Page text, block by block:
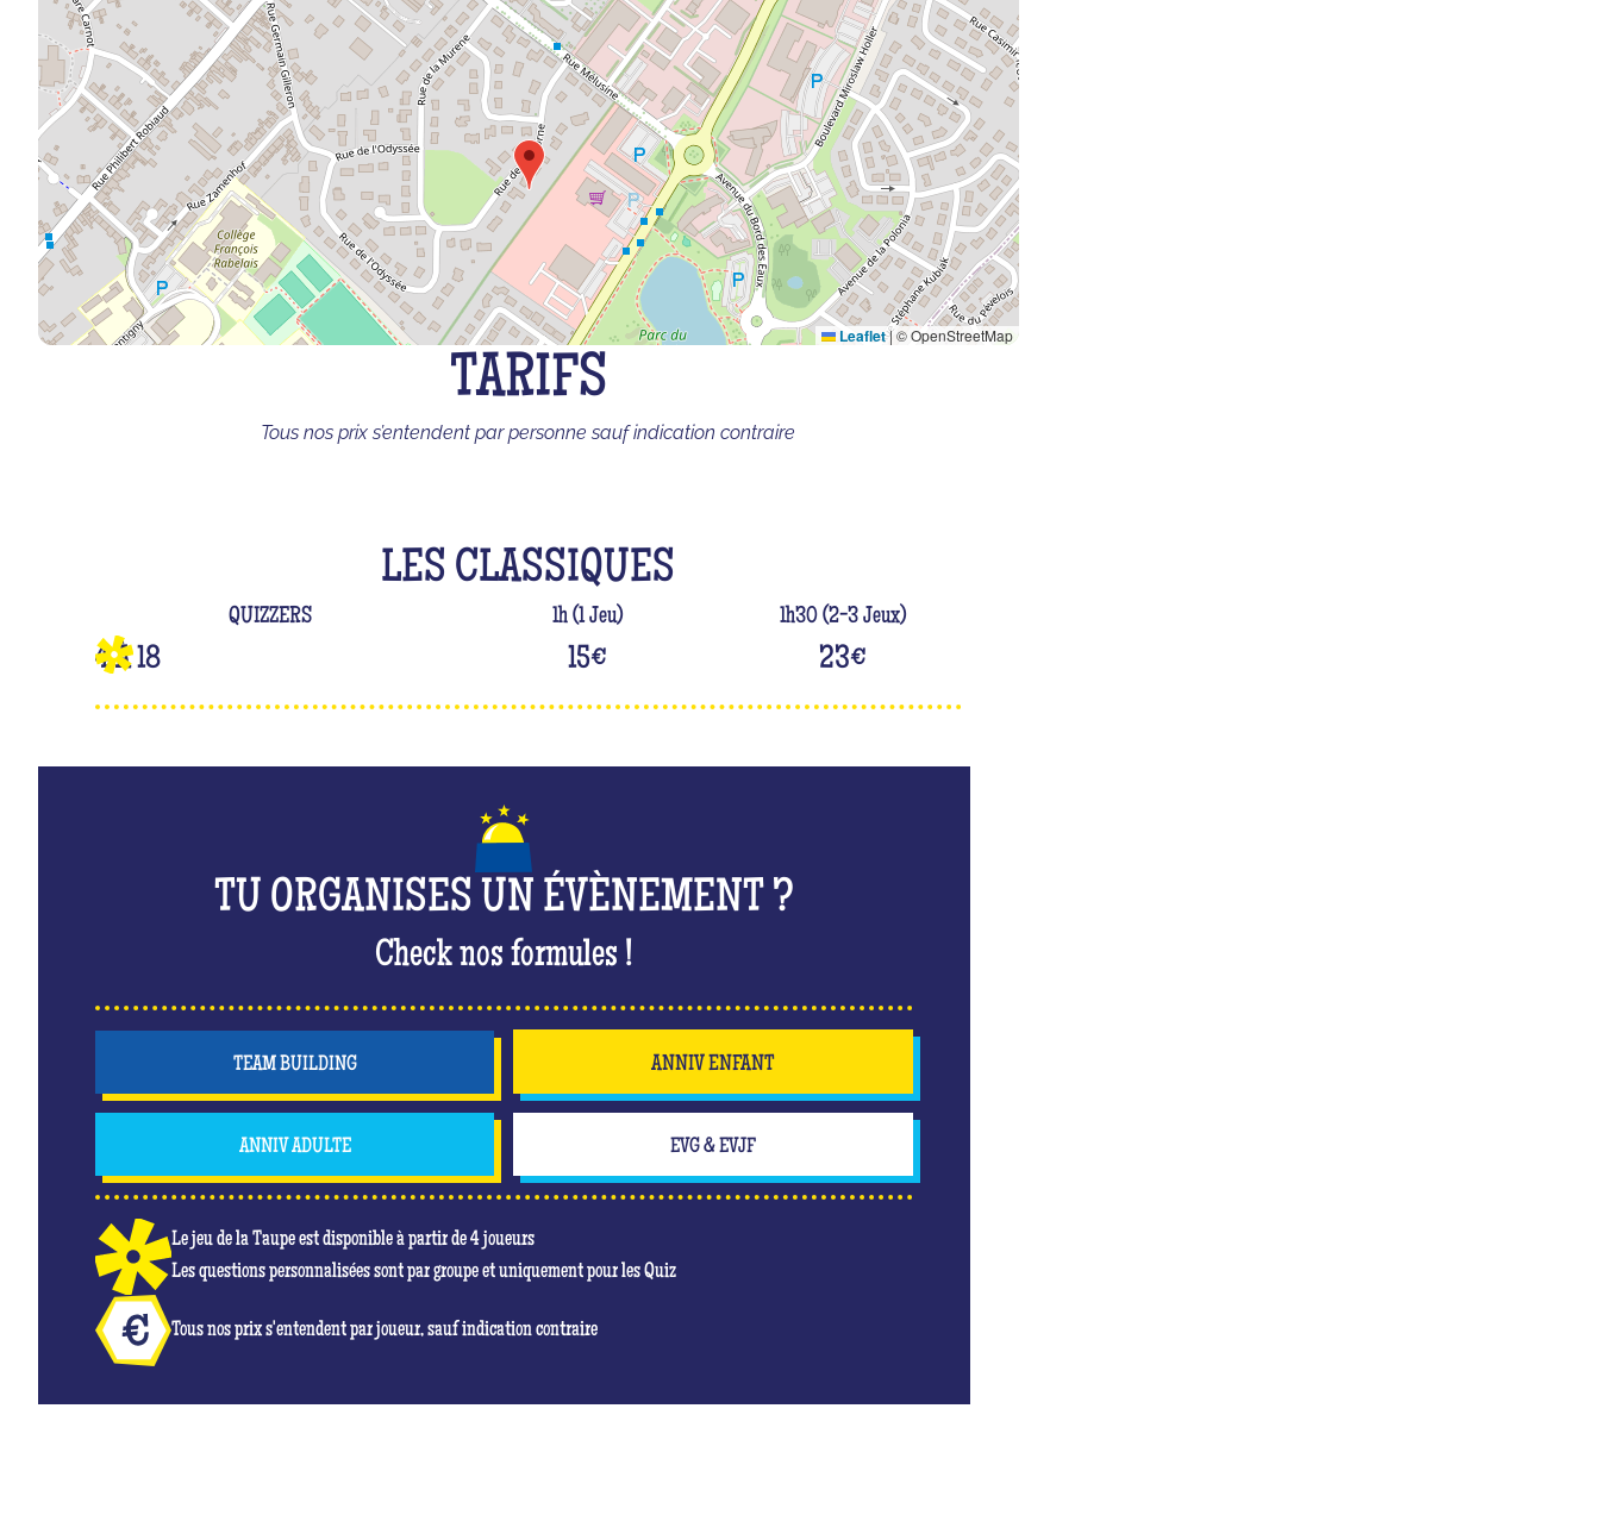
Leaflet|© OpenStreetMap
TARIFS
Tous nos prix s’entendent par personne sauf indication contraire
LES CLASSIQUES
QUIZZERS 1h (1 Jeu) 1h30 (2-3 Jeux)
4 À 18 15€ 23€
TU ORGANISES UN ÉVÈNEMENT ?
Check nos formules !
TEAM BUILDING ANNIV ENFANT
ANNIV ADULTE EVG & EVJF
Le jeu de la Taupe est disponible à partir de 4 joueurs
Les questions personnalisées sont par groupe et uniquement pour les Quiz
Tous nos prix s'entendent par joueur, sauf indication contraire